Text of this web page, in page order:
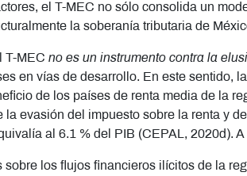
el T-MEC no sólo consolida un
la soberanía tributaria de
T-MEC no es un instrumento contra la
en vías de desarrollo. En este sentido,
de los países de renta media de la
la evasión del impuesto sobre la renta y
al 6.1 % del PIB (CEPAL, 2020d).
sobre los flujos financieros ilícitos de la